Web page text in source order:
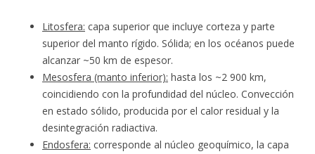
Litosfera: capa superior que incluye corteza y parte
superior del manto rígido. Sólida; en los océanos puede
alcanzar ~50 km de espesor.
Mesosfera (manto inferior): hasta los ~2 900 km,
coincidiendo con la profundidad del núcleo. Convección
en estado sólido, producida por el calor residual y la
desintegración radiactiva.
Endosfera: corresponde al núcleo geoquímico, la capa